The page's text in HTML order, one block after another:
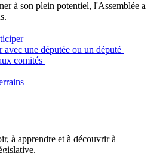
à son plein potentiel, l'Assemblée a
avec une députée ou un député
comités
à apprendre et à découvrir à